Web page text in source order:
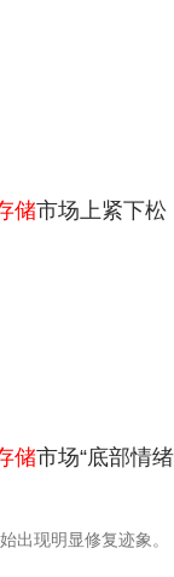
储市场上紧下松
储市场“底部情
出现明显修复迹象。